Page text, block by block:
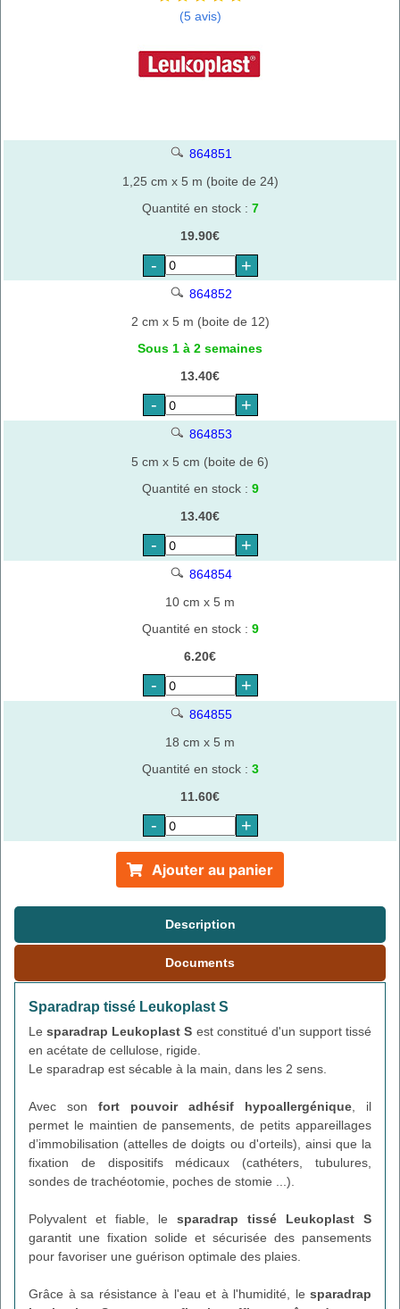
(5 avis)
864851
1,25 cm x 5 m (boite de 24)
Quantité en stock : 7
19.90€
- +
864852
2 cm x 5 m (boite de 12)
Sous 1 à 2 semaines
13.40€
- +
864853
5 cm x 5 cm (boite de 6)
Quantité en stock : 9
13.40€
- +
864854
10 cm x 5 m
Quantité en stock : 9
6.20€
- +
864855
18 cm x 5 m
Quantité en stock : 3
11.60€
- +
Ajouter au panier
Description
Documents
Sparadrap tissé Leukoplast S
Lesparadrap Leukoplast S est constitué d'un support tissé
en acétate de cellulose, rigide.
Le sparadrap est sécable à la main, dans les 2 sens.
Avec son fort pouvoir adhésif hypoallergénique , il
permet le maintien de pansements, de petits appareillages
d’immobilisation (attelles de doigts ou d'orteils), ainsi que la
fixation de dispositifs médicaux (cathéters, tubulures,
sondes de trachéotomie, poches de stomie ...).
Polyvalent et fiable, le sparadrap tissé Leukoplast S
garantit une fixation solide et sécurisée des pansements
pour favoriser une guérison optimale des plaies.
Grâce à sa résistance à l'eau et à l'humidité, le sparadrap